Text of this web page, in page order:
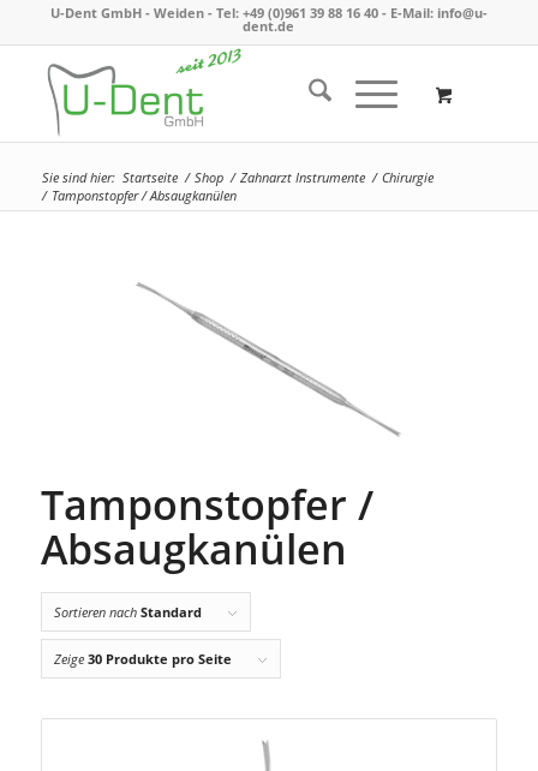
U-Dent GmbH - Weiden - Tel: +49 (0)961 39 88 16 40- E-Mail: info@u-
dent.de
Sie sind hier: Startseite / Shop / Zahnarzt Instrumente / Chirurgie
/ Tamponstopfer / Absaugkanülen
Tamponstopfer /
Absaugkanülen
Sortieren nach Standard
Zeige 30 Produkte pro Seite